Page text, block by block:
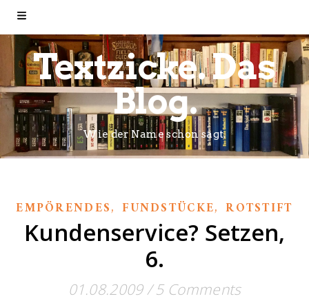
Textzicke. Das
Blog.
Wie der Name schon sagt.
EMPÖRENDES,FUNDSTÜCKE,ROTSTIFT
Kundenservice? Setzen,
6.
01.08.2009/ 5 Comments